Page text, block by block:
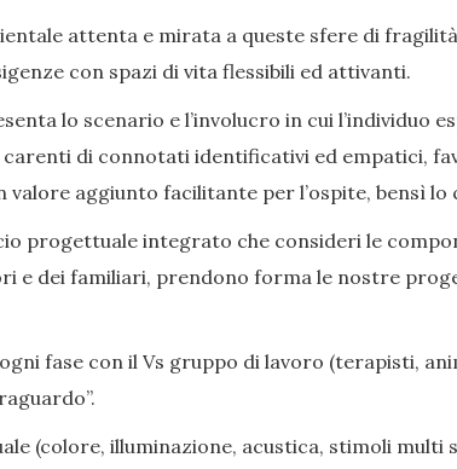
attenta e mirata a queste sfere di
con spazi di vita flessibili ed attivanti.
lo scenario e l’involucro in cui
di connotati identificativi ed empatici,
aggiunto facilitante per l’ospite, bensì lo
progettuale integrato che consideri le
e dei familiari, prendono forma le nostre
fase con il Vs gruppo di lavoro (terapisti,
(colore, illuminazione, acustica, stimoli